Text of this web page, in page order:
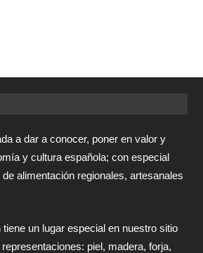
a dar a conocer, poner en valor y
y cultura española; con especial
alimentación regionales, artesanales
un lugar especial en nuestro sitio
piel, madera, forja,